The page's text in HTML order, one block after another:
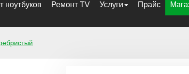
ноутбуков Ремонт TV Услуги Прайс